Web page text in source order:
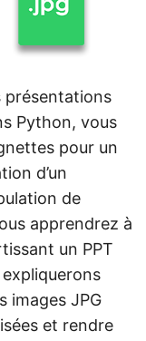
présentations
Python, vous
pour un
d’un
de
apprendrez à
un PPT
images JPG
et rendre